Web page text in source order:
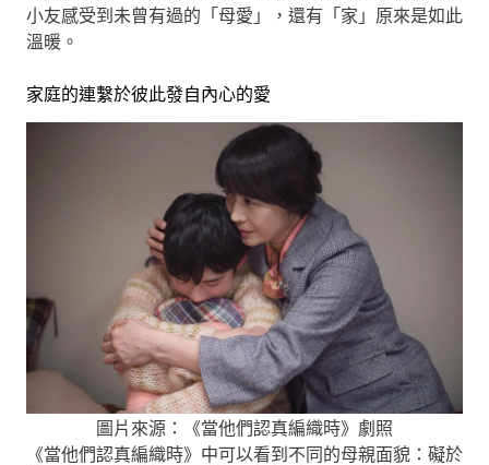
小友感受到未曾有過的「母愛」，還有「家」原來是如此
溫暖。
家庭的連繫於彼此發自內心的愛
圖片來源：《當他們認真編織時》劇照
《當他們認真編織時》中可以看到不同的母親面貌：礙於